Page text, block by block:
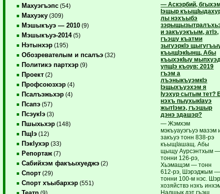
Махуэгъэпс (54)
Махуэку (309)
Мэшыкъуэ — 2010 (9)
Мэшыкъуэ-2014(5)
Нэтынхэр (195)
Обозревателым и псалъэ (32)
Политикэ партхэр (9)
Проект (2)
Профсоюзхэр (4)
Псалъэжьхэр (4)
Псапэ (57)
ПсэукIэ (3)
Пшыхьхэр (148)
ПщIэ (12)
ПэкIухэр (33)
Репортаж (7)
Сабийхэм факъыхуеджэ (2)
Спорт (29)
Спорт хъыбархэр (551)
(9)
— Аскэрбий,
Iэщыр
лы нэхъыбэ
и закъуэкъым, атIэ,
гъэшу къатми
зыгуэркIэ
къыщIэкIынщ. Абы
къыхэкIыу
упщIэ къоув: 2019
гъэм а
лъэныкъуэмкIэ
Iэщыхъуэхэм я
Iуэхур сытым тет?
нэхъ пыухыкIауэ
жытIэмэ, гъэшыр
дэнэ здашэр?
— Жэмхэм
мэкъуауэгъуэ мазэм
закъуэ тонн 838-рэ
къыщIашащ. Абы
щыщу Аурсэнтхым
тонни 126-рэ,
Хьэмащэм — тонн
612-рэ, Шэрэджым —
тонни 100-м нэс.
хозяйствэ нэхъ
Налшык дэт гъэш